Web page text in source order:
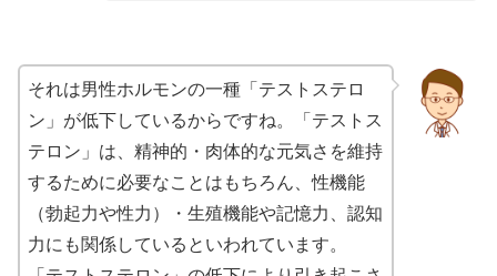
それは男性ホルモンの一種「テストステロ
ン」が低下しているからですね。「テストス
テロン」は、精神的・肉体的な元気さを維持
するために必要なことはもちろん、性機能
（勃起力や性力）・生殖機能や記憶力、認知
力にも関係しているといわれています。